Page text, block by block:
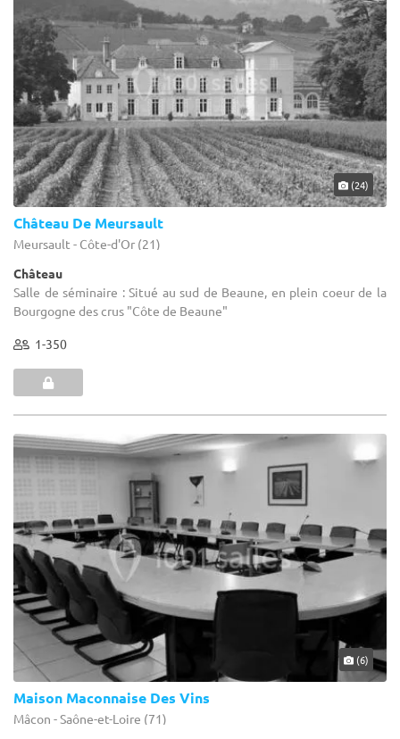
(24)
Château De Meursault
Meursault - Côte-d'Or (21)
Château
Salle de séminaire : Situé au sud de Beaune, en plein coeur de la
Bourgogne des crus "Côte de Beaune"
1-350
(6)
Maison Maconnaise Des Vins
Mâcon - Saône-et-Loire (71)